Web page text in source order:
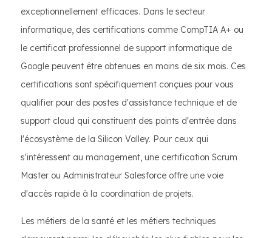
exceptionnellement efficaces. Dans le secteur
informatique, des certifications comme CompTIA A+ ou
le certificat professionnel de support informatique de
Google peuvent être obtenues en moins de six mois. Ces
certifications sont spécifiquement conçues pour vous
qualifier pour des postes d'assistance technique et de
support cloud qui constituent des points d'entrée dans
l'écosystème de la Silicon Valley. Pour ceux qui
s'intéressent au management, une certification Scrum
Master ou Administrateur Salesforce offre une voie
d'accès rapide à la coordination de projets.
Les métiers de la santé et les métiers techniques